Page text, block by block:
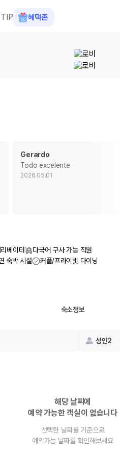
별 가격을 비교합니다.
상 한도, 옵션 비용, 취소 수수료를
혜택존
Gerardo
Todo excelente
2026.05.01
베이터
다국어 구사 가능 직원
숙박 시설 커플/프라이빗 다이닝
숙소정보
성인2
해당 날짜에
예약 가능한 객실이 없습니다
선택한 날짜를 기준으로
예약가능 날짜를 확인해보세요